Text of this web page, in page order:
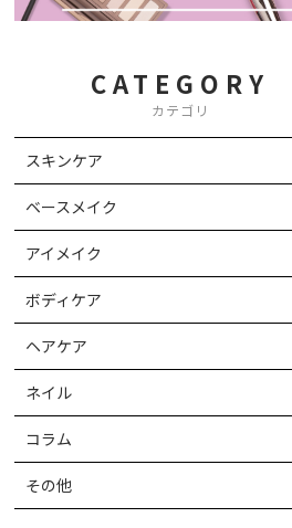
CATEGORY
カテゴリ
スキンケア
ベースメイク
アイメイク
ボディケア
ヘアケア
ネイル
コラム
その他